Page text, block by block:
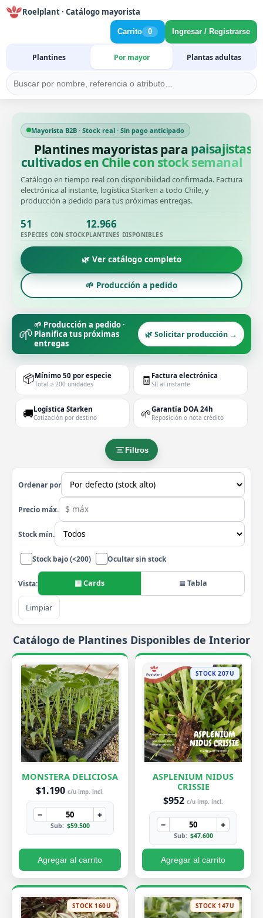
Roelplant · Catálogo mayorista
Plantines Por mayor Plantas adultas
Carrito 0 Ingresar / Registrarse
Mayorista B2B · Stock real · Sin pago anticipado
Plantines mayoristas para productores
cultivados en Chile con stock semanal
Catálogo en tiempo real con disponibilidad confirmada. Factura
electrónica al instante, logística Starken a todo Chile, y
producción a pedido para tus próximas entregas.
51
ESPECIES CON STOCK
12.966
PLANTINES DISPONIBLES
🌿 Ver catálogo completo
🌱 Producción a pedido
🌱🌱 Producción a pedido ·
Planifica tus próximas
entregas
🌿 Solicitar producción →
📦Mínimo 50 por especie
Total ≥ 200 unidades 🧾 Factura electrónica
SII al instante
🚚Logística Starken
Cotización por destino 🌱Garantía DOA 24h
Reposición o nota crédito
Filtros
Ordenar por
Precio máx.
Stock mín.
Stock bajo (<200) Ocultar sin stock
Vista: ▦ Cards ≣ Tabla
Limpiar
Catálogo de Plantines Disponibles de Interior
MONSTERA DELICIOSA
$1.190 c/u imp. incl.
− +
Sub: $59.500
Agregar al carrito
STOCK 207U
ASPLENIUM NIDUS
CRISSIE
$952 c/u imp. incl.
− +
Sub: $47.600
Agregar al carrito
STOCK 160U STOCK 147U